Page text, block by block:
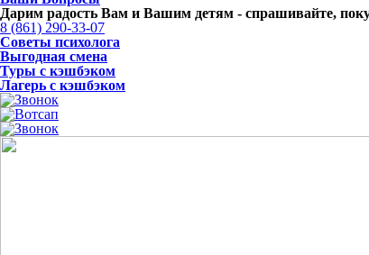
Дарим радость Вам и Вашим детям - спрашивайте,
8 (861) 290-33-07
Советы психолога
Выгодная смена
Туры с кэшбэком
Лагерь с кэшбэком